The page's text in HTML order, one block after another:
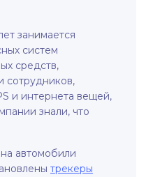
занимается
систем
средств,
сотрудников,
и интернета вещей,
знали, что
автомобили
трекеры